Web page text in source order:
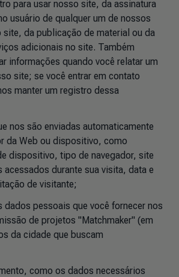
para usar nosso site, da assinatura
usuário de qualquer um de nossos
site, da publicação de material ou da
adicionais no site. Também
informações quando você relatar um
site; se você entrar em contato
manter um registro dessa
nos são enviadas automaticamente
da Web ou dispositivo, como
dispositivo, tipo de navegador, site
acessados durante sua visita, data e
de visitante;
dados pessoais que você fornecer nos
de projetos "Matchmaker" (em
da cidade que buscam
como os dados necessários